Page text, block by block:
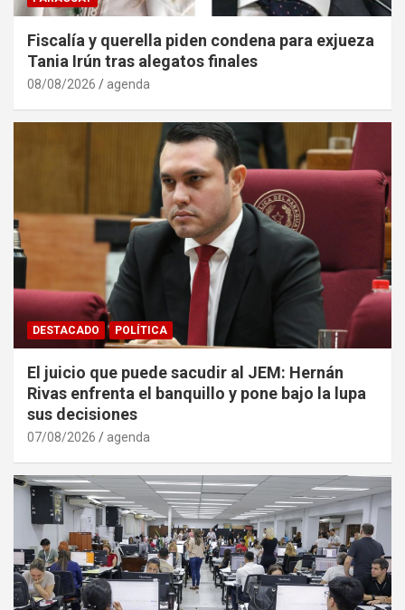
Fiscalía y querella piden condena para exjueza
Tania Irún tras alegatos finales
08/08/2026 agenda
DESTACADO POLÍTICA
El juicio que puede sacudir al JEM: Hernán
Rivas enfrenta el banquillo y pone bajo la lupa
sus decisiones
07/08/2026 agenda